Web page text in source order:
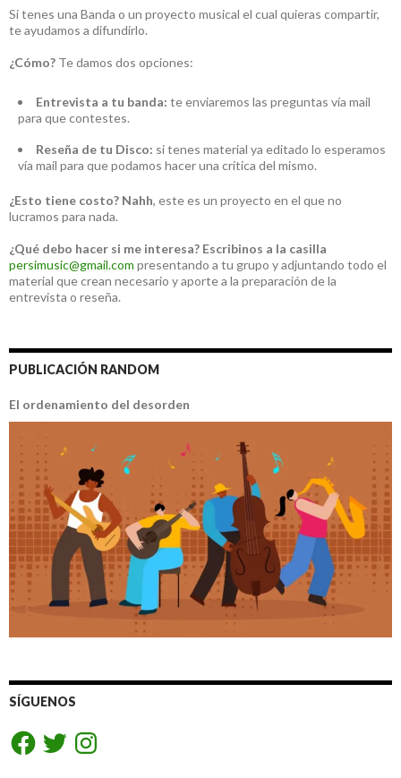
Si tenes una Banda o un proyecto musical el cual quieras compartir,
te ayudamos a difundirlo.
¿Cómo? Te damos dos opciones:
Entrevista a tu banda: te enviaremos las preguntas vía mail
para que contestes.
Reseña de tu Disco: si tenes material ya editado lo esperamos
vía mail para que podamos hacer una crítica del mismo.
¿Esto tiene costo? Nahh, este es un proyecto en el que no
lucramos para nada.
¿Qué debo hacer si me interesa? Escribinos a la casilla
persimusic@gmail.com presentando a tu grupo y adjuntando todo el
material que crean necesario y aporte a la preparación de la
entrevista o reseña.
PUBLICACIÓN RANDOM
El ordenamiento del desorden
SÍGUENOS
FacebookTwitterInstagram